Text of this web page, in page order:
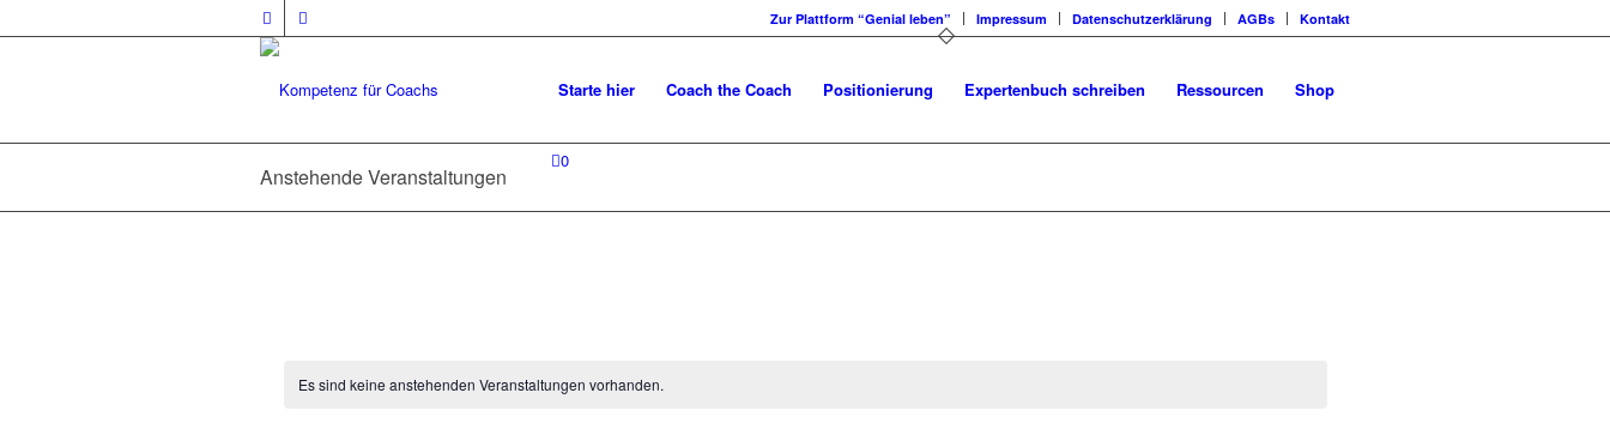
Zur Plattform “Genial leben” Impressum Datenschutzerklärung AGBs Kontakt
Starte hier Coach the Coach Positionierung Expertenbuch schreiben Ressourcen Shop
0
Anstehende Veranstaltungen
Es sind keine anstehenden Veranstaltungen vorhanden.